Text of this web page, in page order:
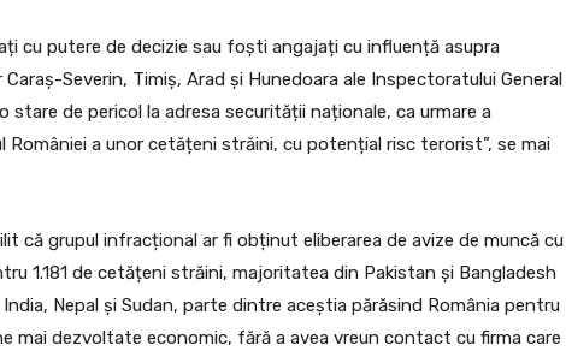
cu putere de decizie sau foști angajați cu influență asupra
Severin, Timiș, Arad și Hunedoara ale Inspectoratului General
de pericol la adresa securității naționale, ca urmare a
a unor cetățeni străini, cu potențial risc terorist”, se mai
că grupul infracțional ar fi obținut eliberarea de avize de muncă cu
1.181 de cetățeni străini, majoritatea din Pakistan și Bangladesh
Nepal și Sudan, parte dintre aceștia părăsind România pentru
mai dezvoltate economic, fără a avea vreun contact cu firma care